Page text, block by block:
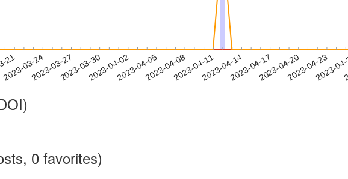
21
2023-03-242023-03-272023-03-302023-04-022023-04-052023-04-082023-04-112023-04-142023-04-172023-04-202023-04-23
2023-
0 favorites)